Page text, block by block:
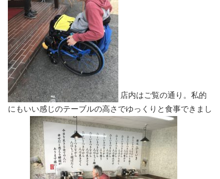
店内はご覧の通り。私的
にもいい感じのテーブルの高さでゆっくりと食事できまし